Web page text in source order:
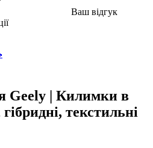
Ваш відгук
Geely | Килимки в
текстильні